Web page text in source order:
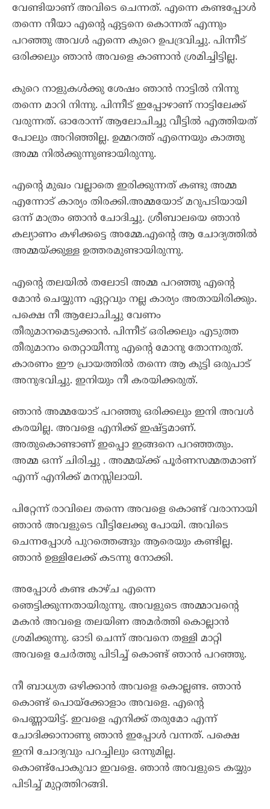
വേണ്ടിയാണ് അവിടെ ചെന്നത്. എന്നെ കണ്ടപ്പോൾ
തന്നെ നീയാ എന്റെ ഏട്ടനെ കൊന്നത് എന്നും
പറഞ്ഞു അവൾ എന്നെ കുറെ ഉപദ്രവിച്ചു. പിന്നീട്
ഒരിക്കലും ഞാൻ അവളെ കാണാൻ ശ്രമിച്ചിട്ടില്ല.
കുറെ നാളുകൾക്കു ശേഷം ഞാൻ നാട്ടിൽ നിന്നു
തന്നെ മാറി നിന്നു. പിന്നീട് ഇപ്പോഴാണ് നാട്ടിലേക്ക്
വരുന്നത്. ഓരോന്ന് ആലോചിച്ചു വീട്ടിൽ എത്തിയത്
പോലും അറിഞ്ഞില്ല. ഉമ്മറത്ത് എന്നെയും കാത്തു
അമ്മ നിൽക്കുന്നുണ്ടായിരുന്നു.
എന്റെ മുഖം വല്ലാതെ ഇരിക്കുന്നത് കണ്ടു അമ്മ
എന്നോട് കാര്യം തിരക്കി.അമ്മയോട് മറുപടിയായി
ഒന്ന് മാത്രം ഞാൻ ചോദിച്ചു. ശ്രീബാലയെ ഞാൻ
കല്യാണം കഴിക്കട്ടെ അമ്മേ.എന്റെ ആ ചോദ്യത്തിൽ
അമ്മയ്ക്കുള്ള ഉത്തരമുണ്ടായിരുന്നു.
എന്റെ തലയിൽ തലോടി അമ്മ പറഞ്ഞു എന്റെ
മോൻ ചെയ്യുന്ന ഏറ്റവും നല്ല കാര്യം അതായിരിക്കും.
പക്ഷെ നീ ആലോചിച്ചു വേണം
തീരുമാനമെടുക്കാൻ. പിന്നീട് ഒരിക്കലും എടുത്ത
തീരുമാനം തെറ്റായീന്നു എന്റെ മോനു തോന്നരുത്.
കാരണം ഈ പ്രായത്തിൽ തന്നെ ആ കുട്ടി ഒരുപാട്
അനുഭവിച്ചു. ഇനിയും നീ കരയിക്കരുത്.
ഞാൻ അമ്മയോട് പറഞ്ഞു ഒരിക്കലും ഇനി അവൾ
കരയില്ല. അവളെ എനിക്ക് ഇഷ്ട്ടമാണ്.
അതുകൊണ്ടാണ് ഇപ്പൊ ഇങ്ങനെ പറഞ്ഞതും.
അമ്മ ഒന്ന് ചിരിച്ചു . അമ്മയ്ക്ക് പൂർണസമ്മതമാണ്
എന്ന് എനിക്ക് മനസ്സിലായി.
പിറ്റേന്ന് രാവിലെ തന്നെ അവളെ കൊണ്ട് വരാനായി
ഞാൻ അവളുടെ വീട്ടിലേക്കു പോയി. അവിടെ
ചെന്നപ്പോൾ പുറത്തെങ്ങും ആരെയും കണ്ടില്ല.
ഞാൻ ഉള്ളിലേക്ക് കടന്നു നോക്കി.
അപ്പോൾ കണ്ട കാഴ്ച എന്നെ
ഞെട്ടിക്കുന്നതായിരുന്നു. അവളുടെ അമ്മാവന്റെ
മകൻ അവളെ തലയിണ അമർത്തി കൊല്ലാൻ
ശ്രമിക്കുന്നു. ഓടി ചെന്ന് അവനെ തള്ളി മാറ്റി
അവളെ ചേർത്തു പിടിച്ച് കൊണ്ട് ഞാൻ പറഞ്ഞു.
നീ ബാധ്യത ഒഴിക്കാൻ അവളെ കൊല്ലണ്ട. ഞാൻ
കൊണ്ട് പൊയ്ക്കോളാം അവളെ. എന്റെ
പെണ്ണായിട്ട്. ഇവളെ എനിക്ക് തരുമോ എന്ന്
ചോദിക്കാനാണു ഞാൻ ഇപ്പോൾ വന്നത്. പക്ഷെ
ഇനി ചോദ്യവും പറച്ചിലും ഒന്നുമില്ല.
കൊണ്ട്പോകുവാ ഇവളെ. ഞാൻ അവളുടെ കയ്യും
പിടിച്ച് മുറ്റത്തിറങ്ങി.